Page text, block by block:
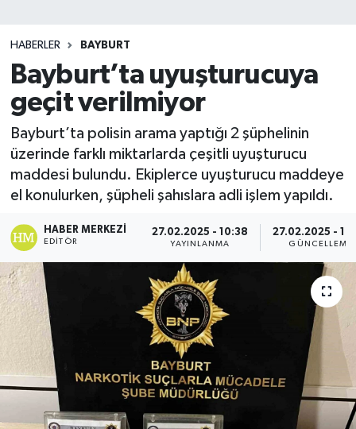
HABERLER BAYBURT
Bayburt’ta uyuşturucuya
geçit verilmiyor
Bayburt’ta polisin arama yaptığı 2 şüphelinin
üzerinde farklı miktarlarda çeşitli uyuşturucu
maddesi bulundu. Ekiplerce uyuşturucu maddeye
el konulurken, şüpheli şahıslara adli işlem yapıldı.
HABER MERKEZI
EDITÖR
27.02.2025 - 10:38
YAYINLANMA
27.02.2025 -
GÜNCELLEME
Teknoloji
TRABZON
TRABZONSPOR
Yaşam